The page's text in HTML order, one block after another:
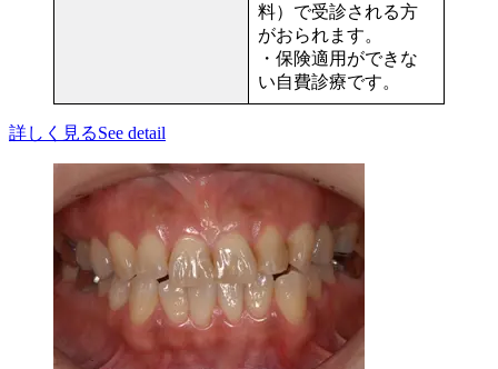
料）で受診される方
がおられます。
・保険適用ができな
い自費診療です。
詳しく見るSee detail